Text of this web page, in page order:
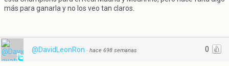
más para ganarla y no los veo tan claros.
0
@DavidLeonRon · hace 698 semanas